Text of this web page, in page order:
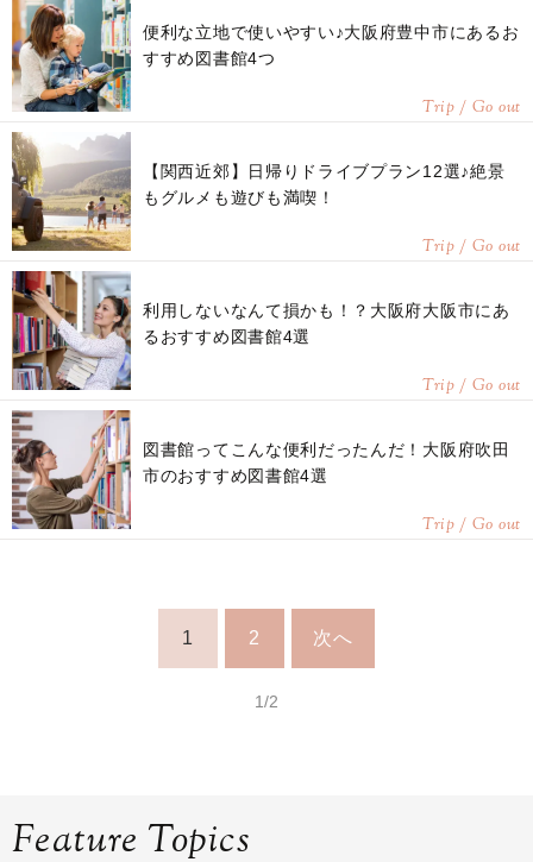
便利な立地で使いやすい♪大阪府豊中市にあるお
すすめ図書館4つ
Trip / Go out
【関西近郊】日帰りドライブプラン12選♪絶景
もグルメも遊びも満喫！
Trip / Go out
利用しないなんて損かも！？大阪府大阪市にあ
るおすすめ図書館4選
Trip / Go out
図書館ってこんな便利だったんだ！大阪府吹田
市のおすすめ図書館4選
Trip / Go out
1 2 次へ
1/2
Feature Topics